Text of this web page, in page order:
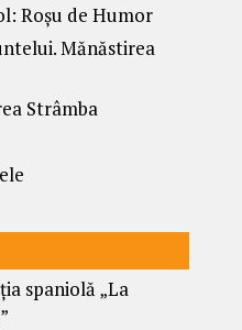
Roșu de Humor
Mănăstirea
Strâmba
spaniolă „La